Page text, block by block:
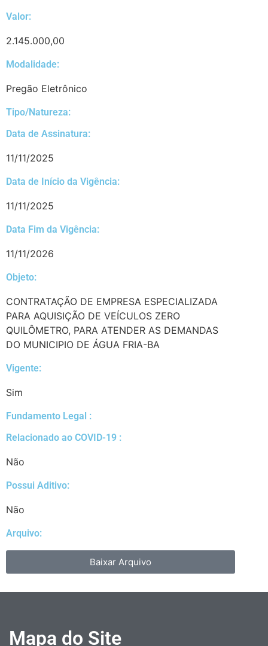
Valor:
2.145.000,00
Modalidade:
Pregão Eletrônico
Tipo/Natureza:
Data de Assinatura:
11/11/2025
Data de Início da Vigência:
11/11/2025
Data Fim da Vigência:
11/11/2026
Objeto:
CONTRATAÇÃO DE EMPRESA ESPECIALIZADA
PARA AQUISIÇÃO DE VEÍCULOS ZERO
QUILÔMETRO, PARA ATENDER AS DEMANDAS
DO MUNICIPIO DE ÁGUA FRIA-BA
Vigente:
Sim
Fundamento Legal :​
Relacionado ao COVID-19 :​
Não
Possui Aditivo:​
Não
Arquivo:
Baixar Arquivo
Mapa do Site